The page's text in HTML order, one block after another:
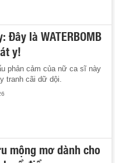
là WATERBOMB
y!
phản cảm của nữ ca sĩ này
tranh cãi dữ dội.
mộng mơ dành cho